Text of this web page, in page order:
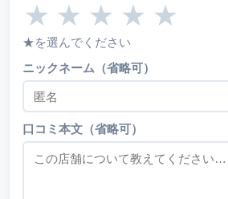
★ ★ ★ ★ ★
★を選んでください
ニックネーム（省略可）
口コミ本文（省略可）